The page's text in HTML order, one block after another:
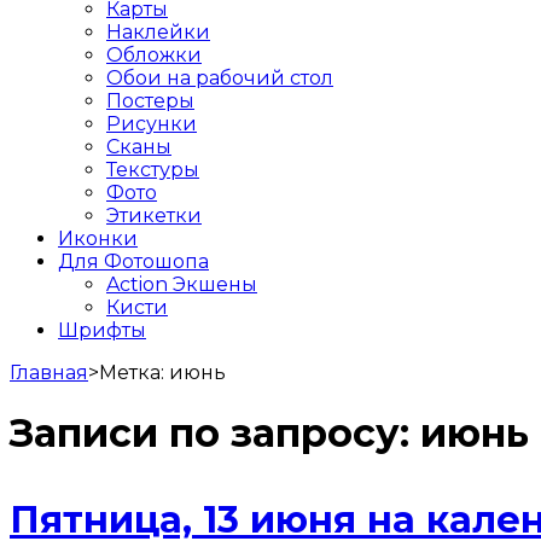
Карты
Наклейки
Обложки
Обои на рабочий стол
Постеры
Рисунки
Сканы
Текстуры
Фото
Этикетки
Иконки
Для Фотошопа
Action Экшены
Кисти
Шрифты
Главная>Метка: июнь
Записи по запросу: июнь
Пятница, 13 июня на